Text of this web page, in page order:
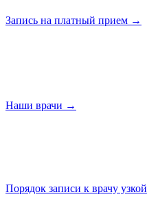
Запись на платный прием →
Наши врачи →
Порядок записи к врачу узкой